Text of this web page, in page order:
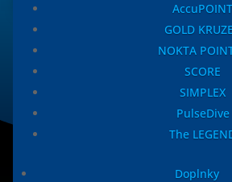
AccuPOINT
GOLD
NOKTA
SCORE
SIMPLEX
PulseDive
The
Doplnky
Batoh NOKTA
Viacúčelový batoh je navrhnutý
detektorov kovov, príslušenstva